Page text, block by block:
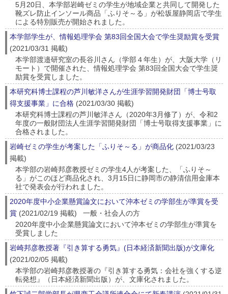
5月20日、本学部岩崎ゼミの学生が地域企業と共同して開発した
靴ズレ防止インソール商品「ふりそ～る」が松坂屋静岡店で学生
による特別販売が開始されました。
本学部学生が、情報処理学会 第83回全国大会で学生奨励賞を受賞
(2021/03/31 掲載)
本学部渡邉研究室の長谷川さん（学部４年生）が、大阪大学（リ
モート）で開催された、情報処理学会 第83回全国大会で学生奨
励賞を受賞しました。
本研究科博士課程の芦川敏洋さんが生涯学習開発財団「博士号取
得支援事業」に合格 (2021/03/30 掲載)
本研究科博士課程の芦川敏洋さん（2020年3月修了）が、令和2
年度の一般財団法人生涯学習開発財団「博士号取得支援事業」に
合格されました。
岩崎ゼミの学生が考案した「ふりそ～る」が商品化 (2021/03/23
掲載)
本学部の岩崎邦彦教授ゼミの学生4人が考案した、「ふりそ～
る」がこのほど商品化され、3月15日に静岡市の静清信用金庫本
社で発表会が行われました。
2020年度中小企業懸賞論文において沖本ゼミの学部生が準賞を受
賞 (2021/02/19 掲載) 一般・社会人の方
2020年度中小企業懸賞論文において沖本ゼミの学部生が準賞を
受賞しました
岩崎邦彦教授著『引き算する勇気』(日本経済新聞出版)が文庫化
(2021/02/05 掲載)
本学部の岩崎邦彦教授著の『引き算する勇気：会社を強くする逆
転発想』（日本経済新聞出版）が、文庫化されました。